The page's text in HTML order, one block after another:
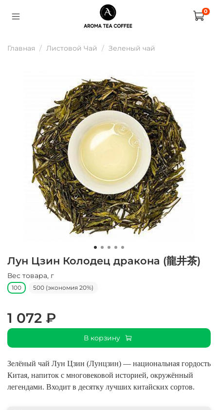
0
Главная Листовой Чай Зеленый чай
Лун Цзин Колодец дракона (龍井茶)
Вес товара, г
100 500 (экономия 20%)
1 072 ₽
В корзину
Зелёный чай Лун Цзин (Лунцзин) — национальная гордость
Китая, напиток с многовековой историей, окружённый
легендами. Входит в десятку лучших китайских сортов.